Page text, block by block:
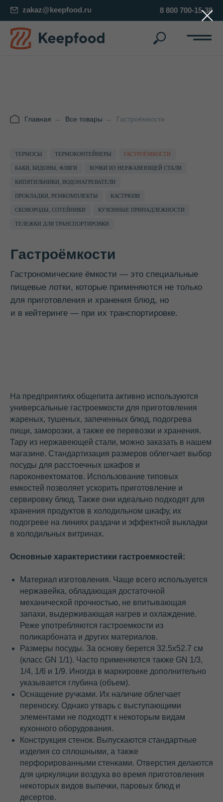
zakaz@keepfood.ru
Главная → Все товары → Гастроёмкости
ТЕРМОСЫ ТЕРМОКОНТЕЙНЕРЫ ГАСТРОЁМКОСТИ
БАКИ, БИДОНЫ, ФЛЯГИ БОЧКИ ИЗ НЕРЖАВЕЮЩЕЙ СТАЛИ
КИПЯТИЛЬНИКИ, ВОДОНАГРЕВАТЕЛИ
ПРОКЛАДКИ, РЕМКОМПЛЕКТЫ КАСТРЮЛИ
СКОВОРОДЫ, СОТЕЙНИКИ КУХОННЫЕ ПРИНАДЛЕЖНОСТИ
ТЕЛЕЖКИ ДЛЯ ТРАНСПОРТИРОВКИ
Гастроёмкости
Гастрономические ёмкости — это специальные
пищевые лотки, которые применяются не только
для приготовления и хранения блюд, но
и в кейтеринге — при их транспортировке.
На предприятиях общепита активно используются
универсальные гастроемкости для приготовления
жареных, тушеных, запеченных блюд, подогрева
пищи, заморозки, а также ее перевозки и хранения.
Тару из нержавеющей стали, можно заказать в нашем
магазине. Стандартизация размеров облегчает выбор
посуды для расстоечных шкафов и
пароконвектоматов. Использование типовых
емкостей позволяет ускорить приготовление и
сервировку блюд. Также они идеально подходят для
хранения продуктов в холодильном шкафу, их
подогреве на линиях раздачи и эффектной выкладки
в холодильных витринах.
Основные характеристики гастроемкостей:
Материал изготовления. Чаще всего используется
нержавейка, обладающая достаточной
механической прочностью, не впитывающая
запахи, выдерживающая нагрев и охлаждение.
Реже употребляются гастроемкости из
поликарбоната и других материалов.
Размеры посуды. За основу берется 32.5х52.7 см
(класс GN 1/1). Часто применяются также GN 1/3,
1/4, 1/6 и 1/9. Иногда в маркировке дополнительно
указывается глубина (объем).
Оснащение ручками. Их наличие облегчает
переноску. Однако утварь с выступающими
элементами не подходтт к некоторым видам
кухонного оборудования.
Конструкция стенок. Выпускаются стандартные
изделия со сплошными, а также
перфорированными стенками. Отверстия делаются
для циркуляции воздуха во время приготовления
некоторых видов выпечки, паровых блюд и
десертов.